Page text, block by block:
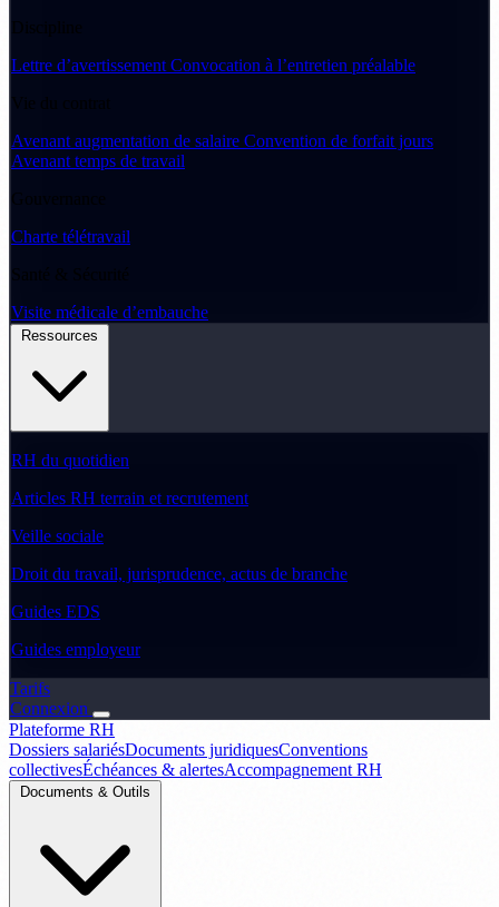
Discipline
Lettre d’avertissement Convocation à l’entretien préalable
Vie du contrat
Avenant augmentation de salaire Convention de forfait jours
Avenant temps de travail
Gouvernance
Charte télétravail
Santé & Sécurité
Visite médicale d’embauche
RH du quotidien
Articles RH terrain et recrutement
Veille sociale
Droit du travail, jurisprudence, actus de branche
Guides EDS
Guides employeur
Tarifs
Connexion
Plateforme RH
Dossiers salariésDocuments juridiquesConventions
collectivesÉchéances & alertesAccompagnement RH